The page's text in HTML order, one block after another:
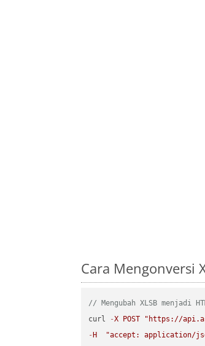
Cara Mengonversi
// Mengubah XLSB menjadi
curl
-X POST
"https://
- H
"accept: application/